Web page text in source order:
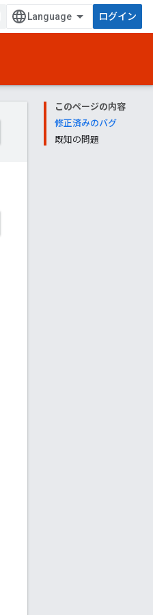
ログイン
このページの内容
修正済みのバグ
既知の問題